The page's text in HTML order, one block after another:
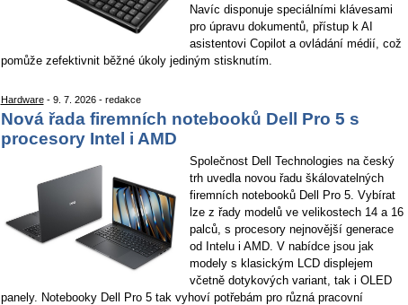
Navíc disponuje speciálními klávesami
pro úpravu dokumentů, přístup k AI
asistentovi Copilot a ovládání médií, což
pomůže zefektivnit běžné úkoly jediným stisknutím.
Hardware- 9. 7. 2026 - redakce
Nová řada firemních notebooků Dell Pro 5 s
procesory Intel i AMD
Společnost Dell Technologies na český
trh uvedla novou řadu škálovatelných
firemních notebooků Dell Pro 5. Vybírat
lze z řady modelů ve velikostech 14 a 16
palců, s procesory nejnovější generace
od Intelu i AMD. V nabídce jsou jak
modely s klasickým LCD displejem
včetně dotykových variant, tak i OLED
panely. Notebooky Dell Pro 5 tak vyhoví potřebám pro různá pracovní